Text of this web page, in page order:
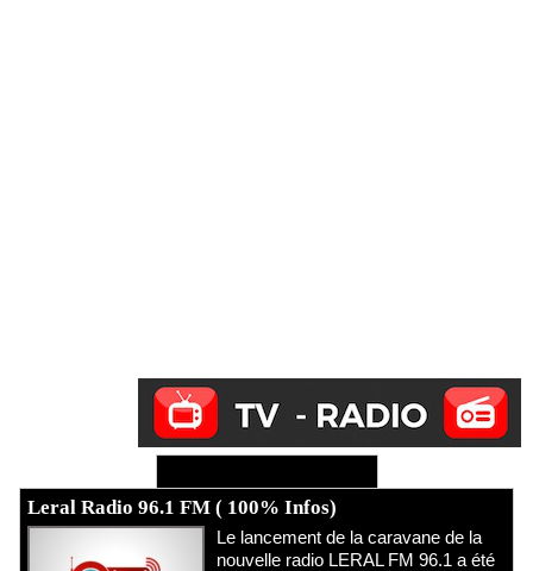
Leral Radio 96.1 FM ( 100% Infos)
Le lancement de la caravane de la
nouvelle radio LERAL FM 96.1 a été